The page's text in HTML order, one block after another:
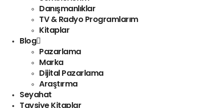
Danışmanlıklar
TV & Radyo Programlarım
Kitaplar
Blog
Pazarlama
Marka
Dijital Pazarlama
Araştırma
Seyahat
Tavsiye Kitaplar